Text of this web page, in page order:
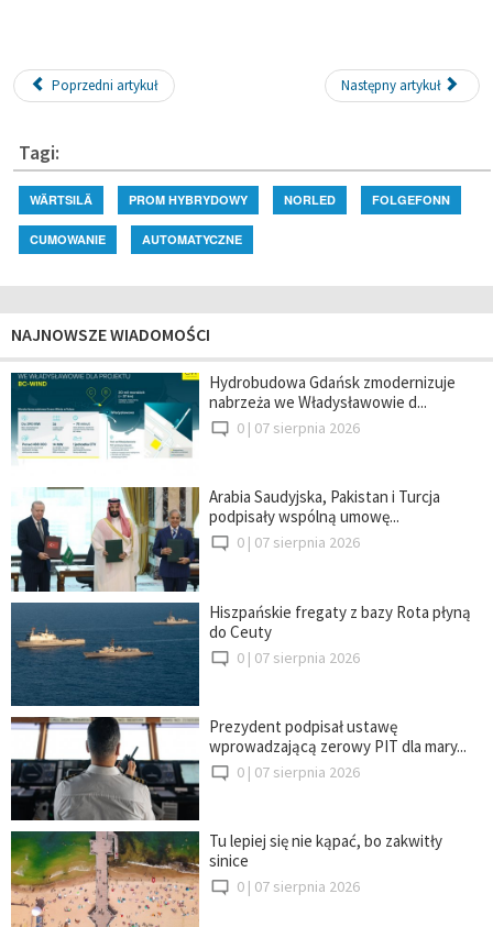
Poprzedni artykuł Następny artykuł
Tagi:
WÄRTSILÄ PROM HYBRYDOWY NORLED FOLGEFONN
CUMOWANIE AUTOMATYCZNE
NAJNOWSZE WIADOMOŚCI
Hydrobudowa Gdańsk zmodernizuje
nabrzeża we Władysławowie d...
0 | 07 sierpnia 2026
Arabia Saudyjska, Pakistan i Turcja
podpisały wspólną umowę...
0 | 07 sierpnia 2026
Hiszpańskie fregaty z bazy Rota płyną
do Ceuty
0 | 07 sierpnia 2026
Prezydent podpisał ustawę
wprowadzającą zerowy PIT dla mary...
0 | 07 sierpnia 2026
Tu lepiej się nie kąpać, bo zakwitły
sinice
0 | 07 sierpnia 2026